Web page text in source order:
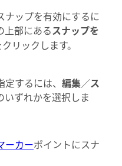
ナップを有効にするに
上部にあるスナップを
リックします。
するには、 編集／ス
いずれかを選択しま
ーカーポイントにスナ